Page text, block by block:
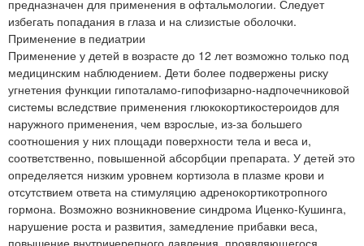
предназначен для применения в офтальмологии. Следует
избегать попадания в глаза и на слизистые оболочки.
Применение в педиатрии
Применение у детей в возрасте до 12 лет возможно только под
медицинским наблюдением. Дети более подвержены риску
угнетения функции гипоталамо-гипофизарно-надпочечниковой
системы вследствие применения глюкокортикостероидов для
наружного применения, чем взрослые, из-за большего
соотношения у них площади поверхности тела и веса и,
соответственно, повышенной абсорбции препарата. У детей это
определяется низким уровнем кортизола в плазме крови и
отсутствием ответа на стимуляцию адренокортикотропного
гормона. Возможно возникновение синдрома Иценко-Кушинга,
нарушение роста и развития, замедление прибавки веса,